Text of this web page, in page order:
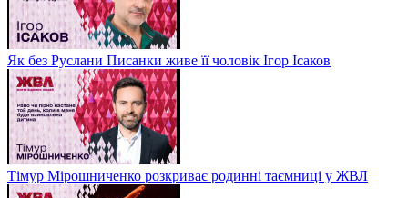
Як без Руслани Писанки живе її чоловік Ігор Ісаков
Тімур Мірошниченко розкриває родинні таємниці у ЖВЛ